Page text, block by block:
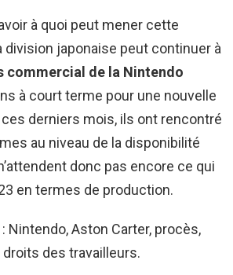
à quoi peut mener cette
division japonaise peut continuer à
commercial de la Nintendo
à court terme pour une nouvelle
derniers mois, ils ont rencontré
au niveau de la disponibilité
donc pas encore ce qui
en termes de production.
Nintendo, Aston Carter, procès,
des travailleurs.